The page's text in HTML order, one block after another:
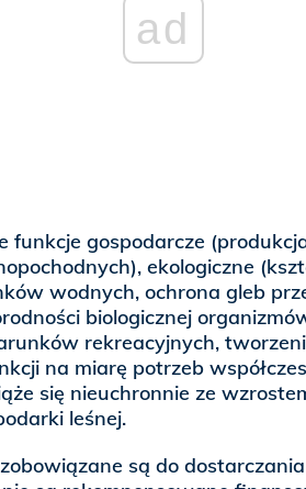
ad
funkcje gospodarcze
ekologiczne
wodnych, ochrona gleb
biologicznej
rekreacyjnych,
na miarę potrzeb
się nieuchronnie ze
leśnej.
są do